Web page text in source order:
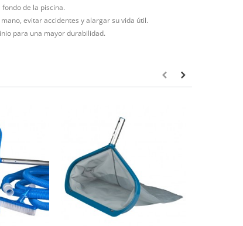
de la piscina.
evitar accidentes y alargar su vida útil.
para una mayor durabilidad.